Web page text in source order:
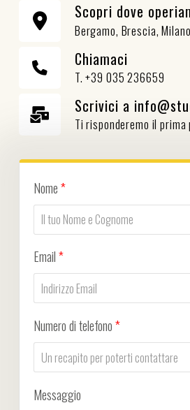
Scopri dove
Bergamo, Brescia,
Chiamaci
T. +39 035 236659
Scrivici a
Ti risponderemo il prima
Nome*
Email*
Numero di telefono*
Messaggio